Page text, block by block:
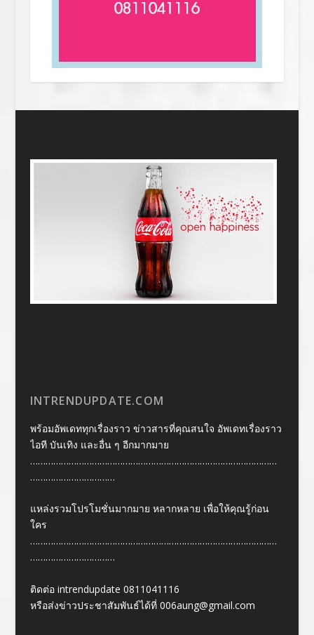
INTRENDUPDATE.COM
พร้อมอัพเดททุกเรื่องราว ข่าวสารที่คุณสนใจ อัพเดทเรื่องราว
ไอที บันเทิง และอื่น ๆ อีกมากมาย
……………………………………………………………………………………
……………………………
แหล่งรวมโปรโมชั่นมากมาย หลากหลาย เพื่อให้คุณรู้ก่อน
ใคร
……………………………………………………………………………………
……………………………
ติดต่อ intrendupdate 0811041116
หรือส่งข่าวประชาสัมพันธ์ได้ที่ 006aung@gmail.com